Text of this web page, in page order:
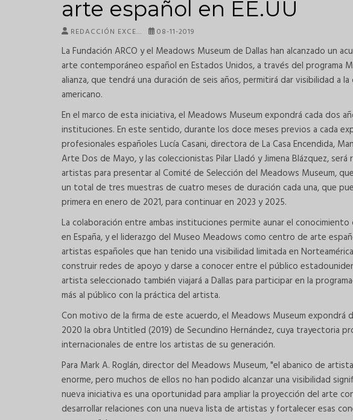
arte español en EE.UU
REDACCIÓN EXCE… 08-11-2019
La Fundación ARCO y el Meadows Museum de Dallas han alcanzado un
arte contemporáneo español en Estados Unidos, a través del programa
alianza, que tendrá una duración de seis años, permitirá dar visibilidad a
americano.
En el marco de esta iniciativa, el Meadows Museum expondrá cada dos
instituciones. En este sentido, durante los doce meses previos a cada
profesionales españoles Lucía Casani, directora de La Casa Encendida,
Arte Dos de Mayo, y las coleccionistas Pilar Lladó y Jimena Blázquez,
artistas para presentar al Comité de Selección del Meadows Museum,
un total de tres muestras de cuatro meses de duración cada una, que
primera en enero de 2021, para continuar en 2023 y 2025.
La colaboración entre ambas instituciones permite aunar el conocimiento
en España, y el liderazgo del Museo Meadows como centro de arte
artistas españoles que han tenido una visibilidad limitada en
construir redes de apoyo y darse a conocer entre el público
artista seleccionado también viajará a Dallas para participar en la
más al público con la práctica del artista.
Con motivo de la firma de este acuerdo, el Meadows Museum expondrá
2020 la obra Untitled (2019) de Secundino Hernández, cuya trayectoria
internacionales de entre los artistas de su generación.
Para Mark A. Roglán, director del Meadows Museum, "el abanico de
enorme, pero muchos de ellos no han podido alcanzar una visibilidad
nueva iniciativa es una oportunidad para ampliar la proyección del arte
desarrollar relaciones con una nueva lista de artistas y fortalecer esas